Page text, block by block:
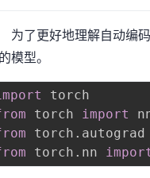
了更好地理解自动编码
模型。
torch import
torch . autograd
torch . nn